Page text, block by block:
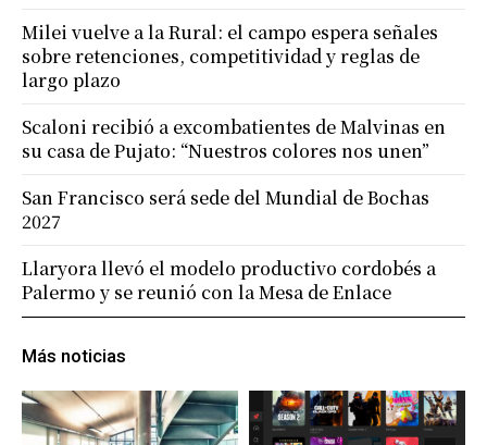
Más noticias
Milei vuelve a la Rural: el campo espera señales
sobre retenciones, competitividad y reglas de
largo plazo
Scaloni recibió a excombatientes de Malvinas en
su casa de Pujato: “Nuestros colores nos unen”
San Francisco será sede del Mundial de Bochas
2027
Llaryora llevó el modelo productivo cordobés a
Palermo y se reunió con la Mesa de Enlace